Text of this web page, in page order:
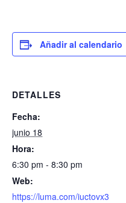
Añadir al calendario
DETALLES
Fecha:
junio 18
Hora:
6:30 pm - 8:30 pm
Web:
https://luma.com/iuctovx3